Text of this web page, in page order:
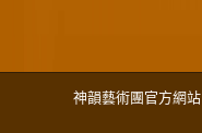
神韻藝術團官方網站